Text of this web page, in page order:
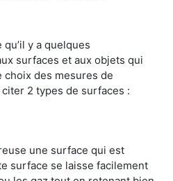
y a quelques
surfaces et aux objets qui
des mesures de
2 types de surfaces :
une surface qui est
surface se laisse facilement